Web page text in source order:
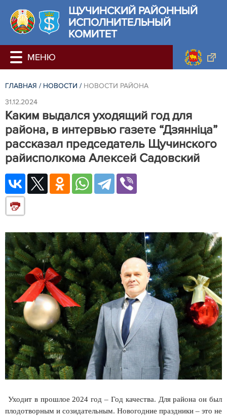
ЩУЧИНСКИЙ РАЙОННЫЙ
ИСПОЛНИТЕЛЬНЫЙ
КОМИТЕТ
ГЛАВНАЯ / НОВОСТИ / НОВОСТИ РАЙОНА
31.12.2024
Каким выдался уходящий год для
района, в интервью газете “Дзянніца”
рассказал председатель Щучинского
райисполкома Алексей Садовский
Уходит в прошлое 2024 год – Год качества. Для района он был
плодотворным и созидательным. Новогодние праздники – это не